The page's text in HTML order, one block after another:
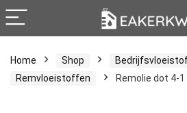
Home Shop
Remvloeistoffen
Remolie dot 4-